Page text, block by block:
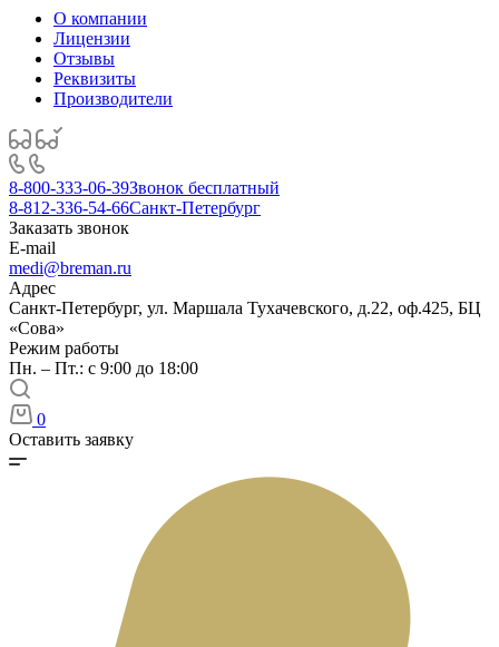
О компании
Лицензии
Отзывы
Реквизиты
Производители
8-800-333-06-39Звонок бесплатный
8-812-336-54-66Санкт-Петербург
Заказать звонок
E-mail
medi@breman.ru
Адрес
Санкт-Петербург, ул. Маршала Тухачевского, д.22, оф.425, БЦ
«Сова»
Режим работы
Пн. – Пт.: с 9:00 до 18:00
0
Оставить заявку